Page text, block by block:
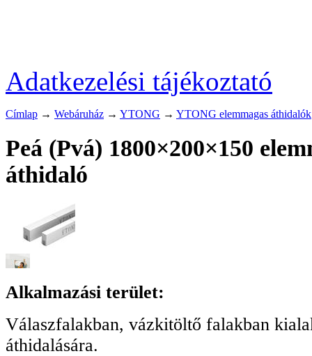
Adatkezelési tájékoztató
Címlap → Webáruház → YTONG → YTONG elemmagas áthidalók
Peá (Pvá) 1800×200×150
áthidaló
Alkalmazási terület:
Válaszfalakban, vázkitöltő falakban
áthidalására.